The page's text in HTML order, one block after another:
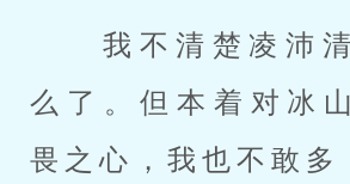
么了。但本着对冰
畏之心，我也不敢多